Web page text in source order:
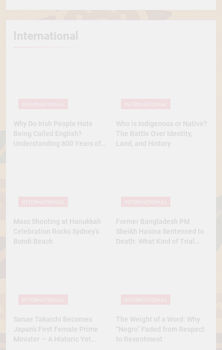
International
Why Do Irish People Hate
Being Called English?
Understanding 800 Years of
Who is Indigenous or Native?
The Battle Over Identity,
Land, and History
Mass Shooting at Hanukkah
Celebration Rocks Sydney’s
Bondi Beach
Former Bangladesh PM
Sheikh Hasina Sentenced to
Death: What Kind of Trial
Sanae Takaichi Becomes
Japan’s First Female Prime
Minister — A Historic Yet
The Weight of a Word: Why
“Negro” Faded from Respect
to Resentment